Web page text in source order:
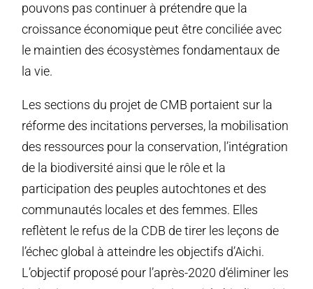
pouvons pas continuer à prétendre que la
croissance économique peut être conciliée avec
le maintien des écosystèmes fondamentaux de
la vie.
Les sections du projet de CMB portaient sur la
réforme des incitations perverses, la mobilisation
des ressources pour la conservation, l’intégration
de la biodiversité ainsi que le rôle et la
participation des peuples autochtones et des
communautés locales et des femmes. Elles
reflètent le refus de la CDB de tirer les leçons de
l’échec global à atteindre les objectifs d’Aichi.
L’objectif proposé pour l’après-2020 d’éliminer les